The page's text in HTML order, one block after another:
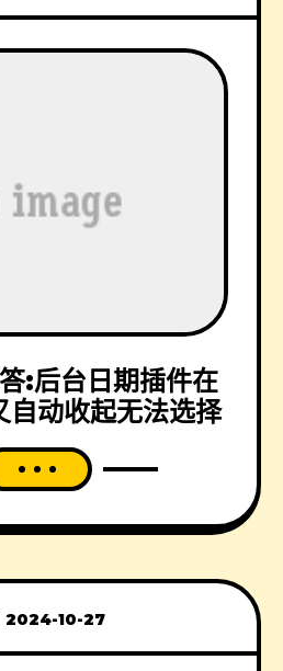
:后台日期插件在
自动收起无法选择
2024-10-27